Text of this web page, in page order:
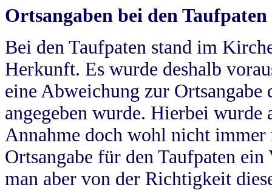
Ortsangaben bei den Taufpaten
Bei den Taufpaten stand im
Herkunft. Es wurde deshalb
eine Abweichung zur
angegeben wurde. Hierbei wurde
Annahme doch wohl nicht
Ortsangabe für den Taufpaten
man aber von der Richtigkeit